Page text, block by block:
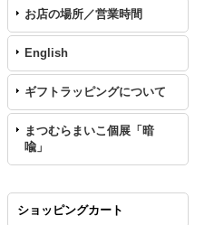
お店の場所／営業時間
English
ギフトラッピングについて
まつむらまいこ個展「暗
喩」
ショッピングカート